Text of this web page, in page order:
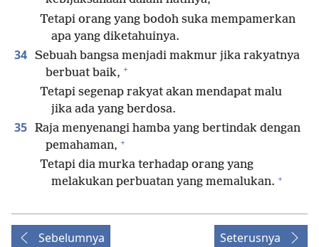
Tetapi orang yang bodoh suka mempamerkan
apa yang diketahuinya.
34 Sebuah bangsa menjadi makmur jika rakyatnya
berbuat baik, +
Tetapi segenap rakyat akan mendapat malu
jika ada yang berdosa.
35 Raja menyenangi hamba yang bertindak dengan
pemahaman, +
Tetapi dia murka terhadap orang yang
melakukan perbuatan yang memalukan. +
Sebelumnya Seterusnya